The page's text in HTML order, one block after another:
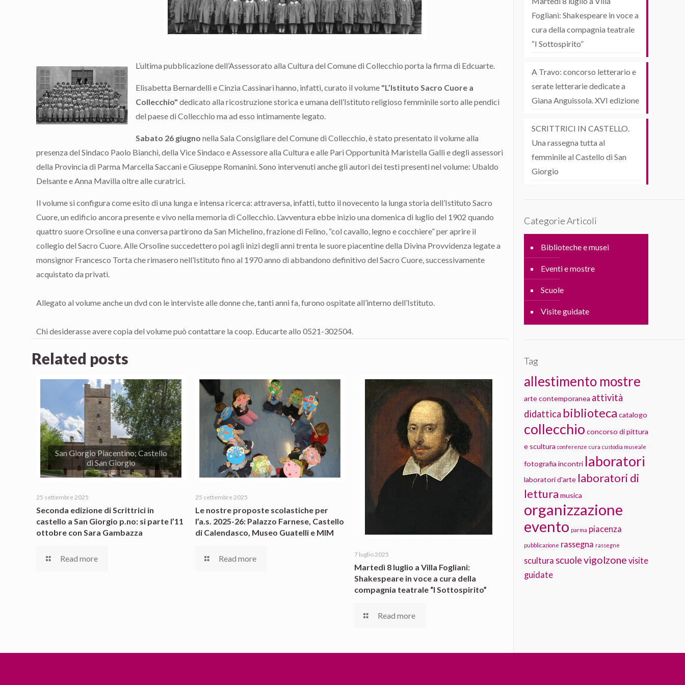
L’ultima pubblicazione dell’Assessorato alla Cultura del Comune di Collecchio porta la firma di Edcuarte.
Elisabetta Bernardelli e Cinzia Cassinari hanno, infatti, curato il volume "L’Istituto Sacro Cuore a
Collecchio" dedicato alla ricostruzione storica e umana dell’Istituto religioso femminile sorto alle pendici
del paese di Collecchio ma ad esso intimamente legato.
Sabato 26 giugnonella Sala Consigliare del Comune di Collecchio, è stato presentato il volume alla
presenza del Sindaco Paolo Bianchi, della Vice Sindaco e Assessore alla Cultura e alle Pari Opportunità Maristella Galli e degli assessori
della Provincia di Parma Marcella Saccani e Giuseppe Romanini. Sono intervenuti anche gli autori dei testi presenti nel volume: Ubaldo
Delsante e Anna Mavilla oltre alle curatrici.
Il volume si configura come esito di una lunga e intensa ricerca: attraversa, infatti, tutto il novecento la lunga storia dell’Istituto Sacro
Cuore, un edificio ancora presente e vivo nella memoria di Collecchio. L’avventura ebbe inizio una domenica di luglio del 1902 quando
quattro suore Orsoline e una conversa partirono da San Michelino, frazione di Felino, “col cavallo, legno e cocchiere” per aprire il
collegio del Sacro Cuore. Alle Orsoline succedettero poi agli inizi degli anni trenta le suore piacentine della Divina Provvidenza legate a
monsignor Francesco Torta che rimasero nell’Istituto fino al 1970 anno di abbandono definitivo del Sacro Cuore, successivamente
acquistato da privati.
Allegato al volume anche un dvd con le interviste alle donne che, tanti anni fa, furono ospitate all’interno dell’Istituto.
Chi desiderasse avere copia del volume può contattare la coop. Educarte allo 0521-302504.
Related posts
San Giorgio Piacentino; Castello
di San Giorgio
25 settembre 2025
Seconda edizione di Scrittrici in
castello a San Giorgio p.no: si parte l’11
ottobre con Sara Gambazza
Read more
25 settembre 2025
Le nostre proposte scolastiche per
l’a.s. 2025-26: Palazzo Farnese, Castello
di Calendasco, Museo Guatelli e MIM
Read more 7 luglio 2025
Martedì 8 luglio a Villa Fogliani:
Shakespeare in voce a cura della
compagnia teatrale “I Sottospirito”
Read more
Fogliani: Shakespeare in voce a
cura della compagnia teatrale
“I Sottospirito”
A Travo: concorso letterario e
serate letterarie dedicate a
Giana Anguissola. XVI edizione
SCRITTRICI IN CASTELLO.
Una rassegna tutta al
femminile al Castello di San
Giorgio
Categorie Articoli
Biblioteche e musei
Eventi e mostre
Scuole
Visite guidate
Tag
allestimento mostre
arte contemporanea attività
didattica biblioteca catalogo
collecchio concorso di pittura
e scultura conferenze cura custodia museale
fotografia incontri laboratori
laboratori d'arte laboratori di
lettura musica
organizzazione
evento parma piacenza
pubblicazione rassegna rassegne
scultura scuolevigolzone visite
guidate